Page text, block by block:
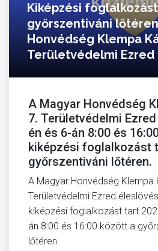
Kiképzési
győrszentiváni
Honvédség Klempa
Területvédelmi Ezred
A Magyar Honvédség
7. Területvédelmi
én és 6-án 8:00 és
kiképzési foglalkozást
győrszentiváni lőtéren.
A Magyar Honvédség Klempa
Területvédelmi Ezred
kiképzési foglalkozást tart
án 8:00 és 16:00 között a
lőtéren.